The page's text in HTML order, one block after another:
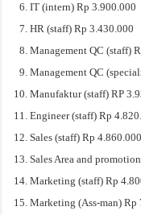
IT (intern) Rp 3.900.000
HR (staff) Rp 3.430.000
Management QC (staff)
Management QC
Manufaktur (staff) RP
Engineer (staff) Rp
Sales (staff) Rp 4.860.000
Sales Area and
Marketing (staff) Rp
Marketing (Ass-man) Rp